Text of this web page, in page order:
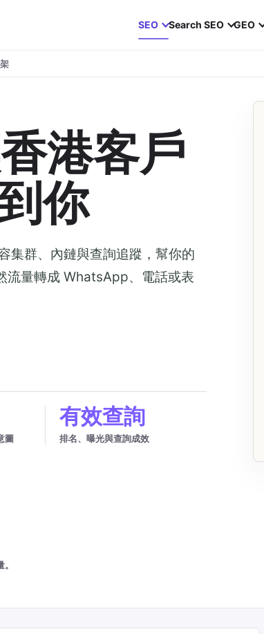
SEO Search SEO GEO
港客戶
你
集群、內鏈與查詢追蹤，幫你的
流量轉成 WhatsApp、電話或表
圖
有效查詢
排名、曝光與查詢成效